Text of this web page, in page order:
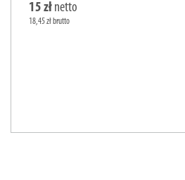
15 zł netto
18,45 zł brutto